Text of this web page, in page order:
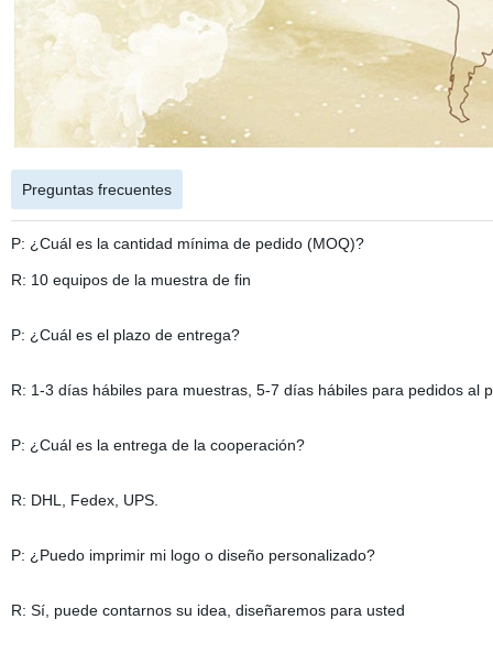
Preguntas frecuentes
P: ¿Cuál es la cantidad mínima de pedido (MOQ)?
R: 10 equipos de la muestra de fin
P: ¿Cuál es el plazo de entrega?
R: 1-3 días hábiles para muestras, 5-7 días hábiles para pedidos al
P: ¿Cuál es la entrega de la cooperación?
R: DHL, Fedex, UPS.
P: ¿Puedo imprimir mi logo o diseño personalizado?
R: Sí, puede contarnos su idea, diseñaremos para usted